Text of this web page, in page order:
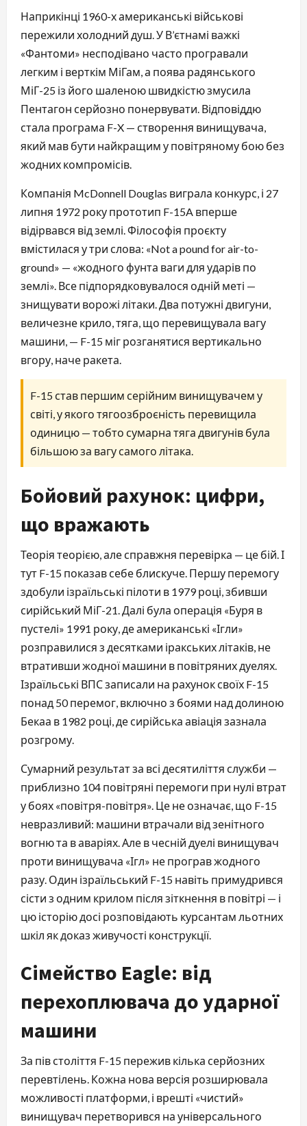
Наприкінці 1960-х американські військові
пережили холодний душ. У В’єтнамі важкі
«Фантоми» несподівано часто програвали
легким і верткім МіГам, а поява радянського
МіГ-25 із його шаленою швидкістю змусила
Пентагон серйозно понервувати. Відповіддю
стала програма F-X — створення винищувача,
який мав бути найкращим у повітряному бою без
жодних компромісів.
Компанія McDonnell Douglas виграла конкурс, і 27
липня 1972 року прототип F-15A вперше
відірвався від землі. Філософія проєкту
вмістилася у три слова: «Not a pound for air-to-
ground» — «жодного фунта ваги для ударів по
землі». Все підпорядковувалося одній меті —
знищувати ворожі літаки. Два потужні двигуни,
величезне крило, тяга, що перевищувала вагу
машини, — F-15 міг розганятися вертикально
вгору, наче ракета.
F-15 став першим серійним винищувачем у
світі, у якого тягоозброєність перевищила
одиницю — тобто сумарна тяга двигунів була
більшою за вагу самого літака.
Бойовий рахунок: цифри,
що вражають
Теорія теорією, але справжня перевірка — це бій. І
тут F-15 показав себе блискуче. Першу перемогу
здобули ізраїльські пілоти в 1979 році, збивши
сирійський МіГ-21. Далі була операція «Буря в
пустелі» 1991 року, де американські «Ігли»
розправилися з десятками іракських літаків, не
втративши жодної машини в повітряних дуелях.
Ізраїльські ВПС записали на рахунок своїх F-15
понад 50 перемог, включно з боями над долиною
Бекаа в 1982 році, де сирійська авіація зазнала
розгрому.
Сумарний результат за всі десятиліття служби —
приблизно 104 повітряні перемоги при нулі втрат
у боях «повітря-повітря». Це не означає, що F-15
невразливий: машини втрачали від зенітного
вогню та в аваріях. Але в чесній дуелі винищувач
проти винищувача «Ігл» не програв жодного
разу. Один ізраїльський F-15 навіть примудрився
сісти з одним крилом після зіткнення в повітрі — і
цю історію досі розповідають курсантам льотних
шкіл як доказ живучості конструкції.
Сімейство Eagle: від
перехоплювача до ударної
машини
За пів століття F-15 пережив кілька серйозних
перевтілень. Кожна нова версія розширювала
можливості платформи, і врешті «чистий»
винищувач перетворився на універсального